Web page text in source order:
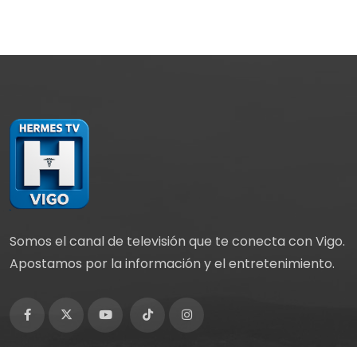
Somos el canal de televisión que te conecta con Vigo.
Apostamos por la información y el entretenimiento.